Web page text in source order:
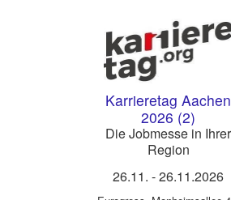
Karrieretag Aachen
2026 (2)
Die Jobmesse in Ihrer
Region
26.11. -26.11.2026